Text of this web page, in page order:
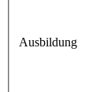
Ausbildung